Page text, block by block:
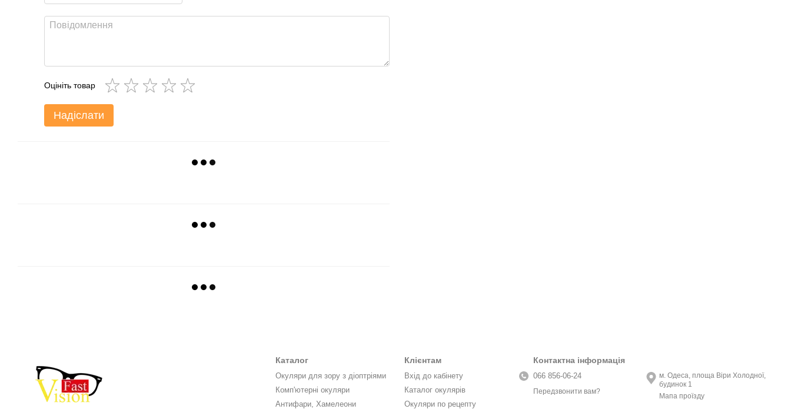
Оцініть товар
Надіслати
Каталог
Окуляри для зору з діоптріями
Комп'ютерні окуляри
Антифари, Хамелеони
Клієнтам
Вхід до кабінету
Каталог окулярів
Окуляри по рецепту
Контактна інформація
066 856-06-24
Передзвонити вам?
м. Одеса, площа Віри Холодної,
будинок 1
Мапа проїзду